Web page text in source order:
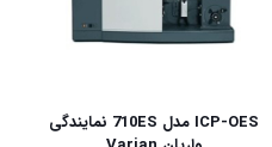
ICP-OES مدل 710ES نمایندگی